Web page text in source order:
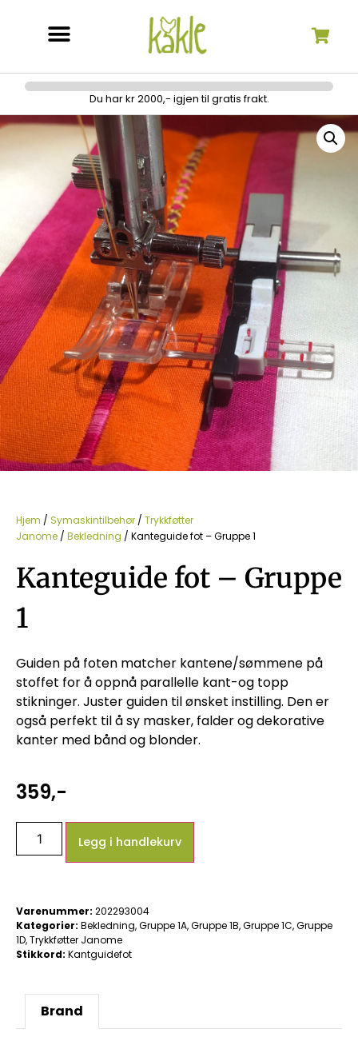
Du har kr 2000,- igjen til gratis frakt.
Hjem / Symaskintilbehør / Trykkføtter
Janome / Bekledning / Kanteguide fot – Gruppe 1
Kanteguide fot – Gruppe
1
Guiden på foten matcher kantene/sømmene på
stoffet for å oppnå parallelle kant-og topp
stikninger. Juster guiden til ønsket instilling. Den er
også perfekt til å sy masker, falder og dekorative
kanter med bånd og blonder.
359,-
Legg i handlekurv
Varenummer: 202293004
Kategorier: Bekledning,Gruppe 1A,Gruppe 1B,Gruppe 1C,Gruppe
1D,Trykkføtter Janome
Stikkord: Kantguidefot
Brand